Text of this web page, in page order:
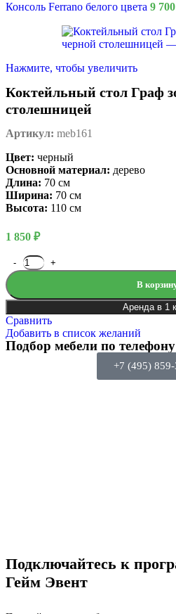
Консоль Ferrano белого цвета 9 700
Нажмите, чтобы увеличить
Коктейльный стол Граф
столешницей
Артикул: meb161
Цвет: черный
Основной материал: дерево
Длина: 70 см
Ширина: 70 см
Высота: 110 см
1 850 ₽
В
Аренда в 1
Сравнить
Добавить в список желаний
Подбор мебели по
+7 (495)
Подключайтесь к
Гейм Эвент